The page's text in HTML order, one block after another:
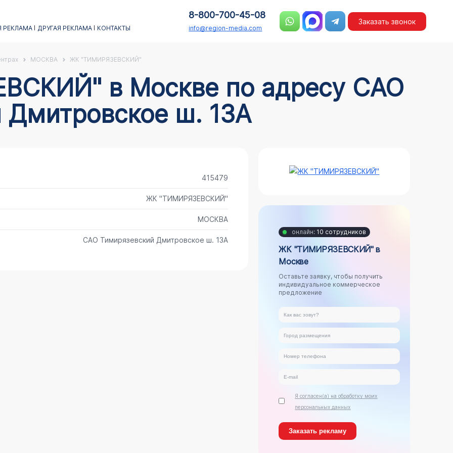
РЕКЛАМА ДРУГАЯ РЕКЛАМА КОНТАКТЫ
8-800-700-45-08
info@region-media.com
Заказать звонок
МОСКВА ЖК "ТИМИРЯЗЕВСКИЙ"
Дмитровское ш. 13А
415479
ЖК "ТИМИРЯЗЕВСКИЙ"
МОСКВА
САО Тимирязевский Дмитровское ш. 13А
онлайн: 10 сотрудников
ЖК "ТИМИРЯЗЕВСКИЙ" в
Москве
Оставьте заявку, чтобы получить
индивидуальное коммерческое
предложение
Я согласен(а) на обработку моих
персональных данных